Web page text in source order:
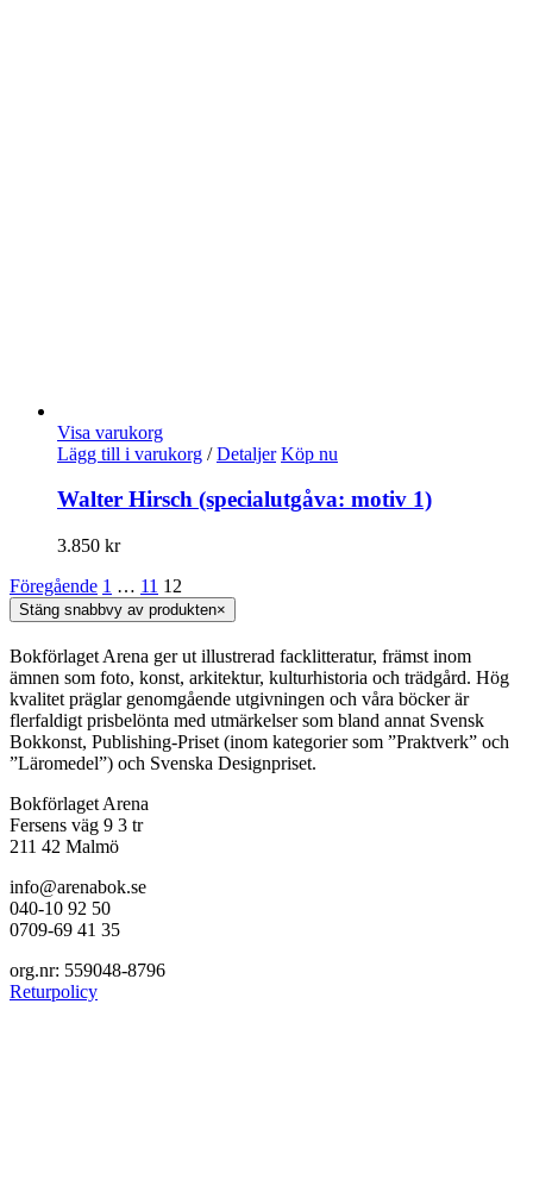
Visa varukorg
Lägg till i varukorg / Detaljer Köp nu
Walter Hirsch (specialutgåva: motiv 1)
3.850 kr
Föregående 1 … 11 12
Stäng snabbvy av produkten×
Bokförlaget Arena ger ut illustrerad facklitteratur, främst inom
ämnen som foto, konst, arkitektur, kulturhistoria och trädgård. Hög
kvalitet präglar genomgående utgivningen och våra böcker är
flerfaldigt prisbelönta med utmärkelser som bland annat Svensk
Bokkonst, Publishing-Priset (inom kategorier som ”Praktverk” och
”Läromedel”) och Svenska Designpriset.
Bokförlaget Arena
Fersens väg 9 3 tr
211 42 Malmö
info@arenabok.se
040-10 92 50
0709-69 41 35
org.nr: 559048-8796
Returpolicy